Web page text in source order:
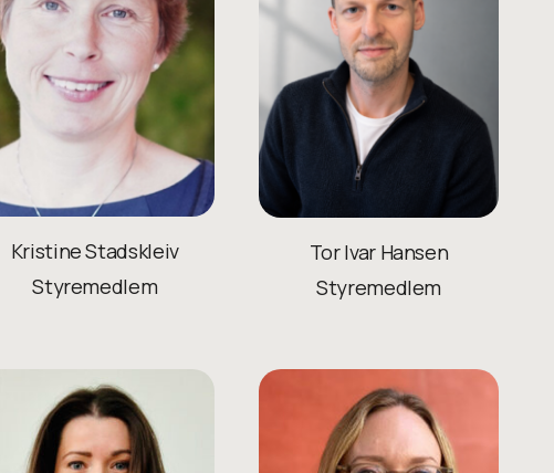
Kristine Stadskleiv
Styremedlem
Tor Ivar Hansen
Styremedlem